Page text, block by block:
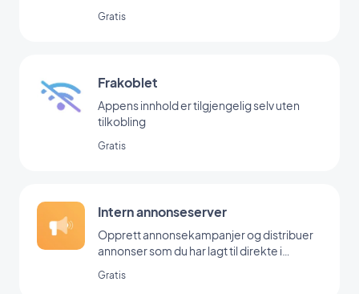
Gratis
Frakoblet
Appens innhold er tilgjengelig selv uten
tilkobling
Gratis
Intern annonseserver
Opprett annonsekampanjer og distribuer
annonser som du har lagt til direkte i
Gratis